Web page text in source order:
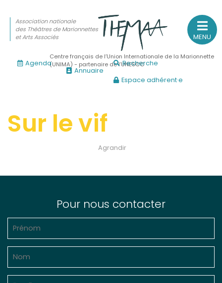
(Actualités, annonces, vie professionnelle)
Sur le vif
Sur le fond
(Fonctionnement, gouvernance, groupes de travail,
Sur le terrain
(Portraits, actions, collaborations)
Sur l’étagère
MENU
Association nationale
des Théâtres de Marionnettes
et Arts Associés
Centre français de l’Union Internationale de la Marionnette
(UNIMA) - partenaire de l’UNESCO
Agenda
Annuaire
Recherche
Espace adhérent·e
Sur le vif
Agrandir
Pour nous contacter